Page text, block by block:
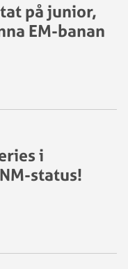
på junior,
EM-banan
i
status!